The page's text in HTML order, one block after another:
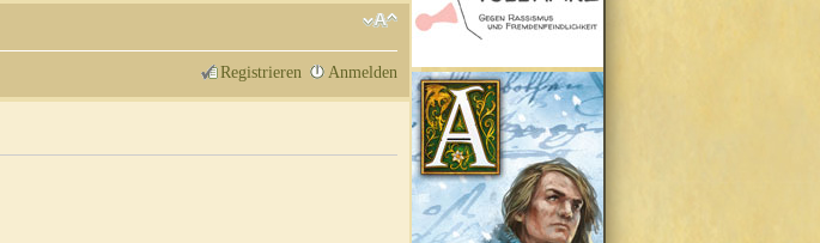
Registrieren Anmelden